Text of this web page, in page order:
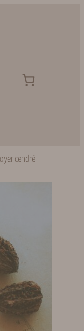
cendré